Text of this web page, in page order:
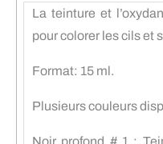
La teinture et
pour colorer les cils et
Format: 15 ml.
Plusieurs couleurs
Noir profond # 1 :